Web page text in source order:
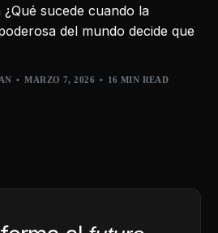
sucede cuando la
del mundo decide que
MARZO 7, 2026 16 MIN READ